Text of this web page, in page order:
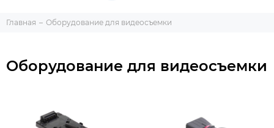
Главная Оборудование для видеосъемки
Оборудование для видеосъемки